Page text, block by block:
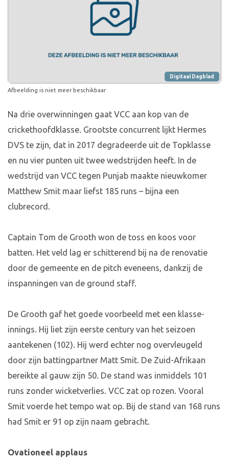
Digitaal Dagblad
Afbeelding is niet meer beschikbaar
Na drie overwinningen gaat VCC aan kop van de
crickethoofdklasse. Grootste concurrent lijkt Hermes
DVS te zijn, dat in 2017 degradeerde uit de Topklasse
en nu vier punten uit twee wedstrijden heeft. In de
wedstrijd van VCC tegen Punjab maakte nieuwkomer
Matthew Smit maar liefst 185 runs – bijna een
clubrecord.
Captain Tom de Grooth won de toss en koos voor
batten. Het veld lag er schitterend bij na de renovatie
door de gemeente en de pitch eveneens, dankzij de
inspanningen van de ground staff.
De Grooth gaf het goede voorbeeld met een klasse-
innings. Hij liet zijn eerste century van het seizoen
aantekenen (102). Hij werd echter nog overvleugeld
door zijn battingpartner Matt Smit. De Zuid-Afrikaan
bereikte al gauw zijn 50. De stand was inmiddels 101
runs zonder wicketverlies. VCC zat op rozen. Vooral
Smit voerde het tempo wat op. Bij de stand van 168 runs
had Smit er 91 op zijn naam gebracht.
Ovationeel applaus